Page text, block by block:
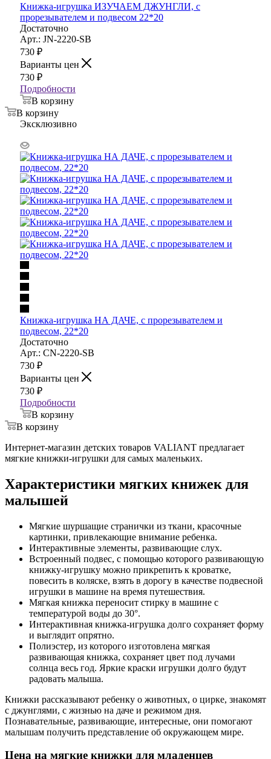
Книжка-игрушка ИЗУЧАЕМ ДЖУНГЛИ, с
прорезывателем и подвесом 22*20
Достаточно
Арт.: JN-2220-SB
730 ₽
Варианты цен
730 ₽
Подробности
В корзину
В корзину
Эксклюзивно
Книжка-игрушка НА ДАЧЕ, с прорезывателем и
подвесом, 22*20
Достаточно
Арт.: CN-2220-SB
730 ₽
Варианты цен
730 ₽
Подробности
В корзину
В корзину
Интернет-магазин детских товаров VALIANT предлагает
мягкие книжки-игрушки для самых маленьких.
Характеристики мягких книжек для
малышей
Мягкие шуршащие странички из ткани, красочные
картинки, привлекающие внимание ребенка.
Интерактивные элементы, развивающие слух.
Встроенный подвес, с помощью которого развивающую
книжку-игрушку можно прикрепить к кроватке,
повесить в коляске, взять в дорогу в качестве подвесной
игрушки в машине на время путешествия.
Мягкая книжка переносит стирку в машине с
температурой воды до 30°.
Интерактивная книжка-игрушка долго сохраняет форму
и выглядит опрятно.
Полиэстер, из которого изготовлена мягкая
развивающая книжка, сохраняет цвет под лучами
солнца весь год. Яркие краски игрушки долго будут
радовать малыша.
Книжки рассказывают ребенку о животных, о цирке, знакомят
с джунглями, с жизнью на даче и режимом дня.
Познавательные, развивающие, интересные, они помогают
малышам получить представление об окружающем мире.
Цена на мягкие книжки для младенцев